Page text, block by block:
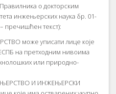
о докторским
инжењерских наука бр. 01-
пречишћен текст):
може уписати лице које
на претходним нивоима
или природно-
И ИНЖЕЊЕРСКИ